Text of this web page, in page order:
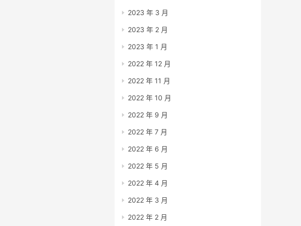
2023 年 3 月
2023 年 2 月
2023 年 1 月
2022 年 12 月
2022 年 11 月
2022 年 10 月
2022 年 9 月
2022 年 7 月
2022 年 6 月
2022 年 5 月
2022 年 4 月
2022 年 3 月
2022 年 2 月